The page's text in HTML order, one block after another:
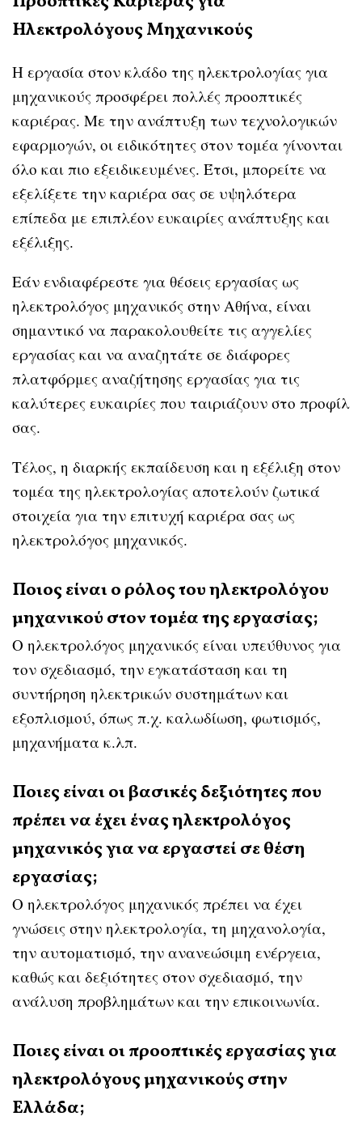
Ηλεκτρολόγους Μηχανικούς
Η εργασία στον κλάδο της ηλεκτρολογίας για
μηχανικούς προσφέρει πολλές προοπτικές
καριέρας. Με την ανάπτυξη των τεχνολογικών
εφαρμογών, οι ειδικότητες στον τομέα γίνονται
όλο και πιο εξειδικευμένες. Έτσι, μπορείτε να
εξελίξετε την καριέρα σας σε υψηλότερα
επίπεδα με επιπλέον ευκαιρίες ανάπτυξης και
εξέλιξης.
Εάν ενδιαφέρεστε για θέσεις εργασίας ως
ηλεκτρολόγος μηχανικός στην Αθήνα, είναι
σημαντικό να παρακολουθείτε τις αγγελίες
εργασίας και να αναζητάτε σε διάφορες
πλατφόρμες αναζήτησης εργασίας για τις
καλύτερες ευκαιρίες που ταιριάζουν στο προφίλ
σας.
Τέλος, η διαρκής εκπαίδευση και η εξέλιξη στον
τομέα της ηλεκτρολογίας αποτελούν ζωτικά
στοιχεία για την επιτυχή καριέρα σας ως
ηλεκτρολόγος μηχανικός.
Ποιος είναι ο ρόλος του ηλεκτρολόγου
μηχανικού στον τομέα της εργασίας;
Ο ηλεκτρολόγος μηχανικός είναι υπεύθυνος για
τον σχεδιασμό, την εγκατάσταση και τη
συντήρηση ηλεκτρικών συστημάτων και
εξοπλισμού, όπως π.χ. καλωδίωση, φωτισμός,
μηχανήματα κ.λπ.
Ποιες είναι οι βασικές δεξιότητες που
πρέπει να έχει ένας ηλεκτρολόγος
μηχανικός για να εργαστεί σε θέση
εργασίας;
Ο ηλεκτρολόγος μηχανικός πρέπει να έχει
γνώσεις στην ηλεκτρολογία, τη μηχανολογία,
την αυτοματισμό, την ανανεώσιμη ενέργεια,
καθώς και δεξιότητες στον σχεδιασμό, την
ανάλυση προβλημάτων και την επικοινωνία.
Ποιες είναι οι προοπτικές εργασίας για
ηλεκτρολόγους μηχανικούς στην
Ελλάδα;